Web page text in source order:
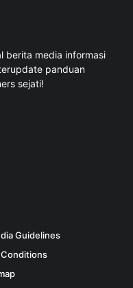
berita media informasi
panduan
sejati!
Guidelines
Conditions